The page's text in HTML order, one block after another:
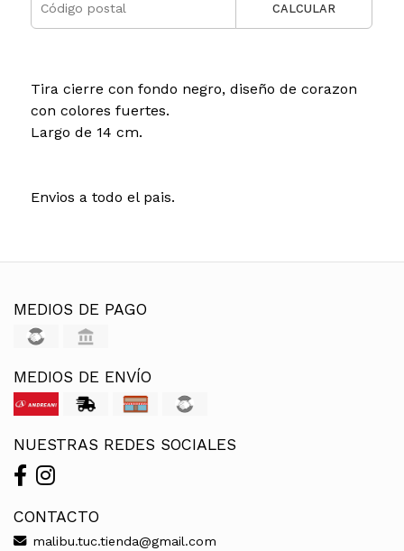
CALCULAR
Tira cierre con fondo negro, diseño de corazon
con colores fuertes.
Largo de 14 cm.
Envios a todo el pais.
MEDIOS DE PAGO
MEDIOS DE ENVÍO
NUESTRAS REDES SOCIALES
CONTACTO
malibu.tuc.tienda@gmail.com